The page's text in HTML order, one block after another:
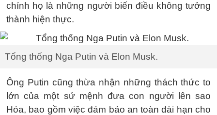
chính họ là những người biến điều không tưởng
thành hiện thực.
Tổng thống Nga Putin và Elon Musk.
Ông Putin cũng thừa nhận những thách thức to
lớn của một sứ mệnh đưa con người lên sao
Hỏa, bao gồm việc đảm bảo an toàn dài hạn cho